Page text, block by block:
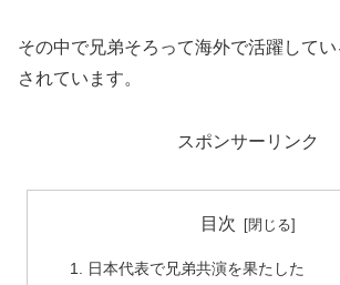
その中で兄弟そろって海外で活躍して
されています。
スポンサーリンク
目次
日本代表で兄弟共演を果たした